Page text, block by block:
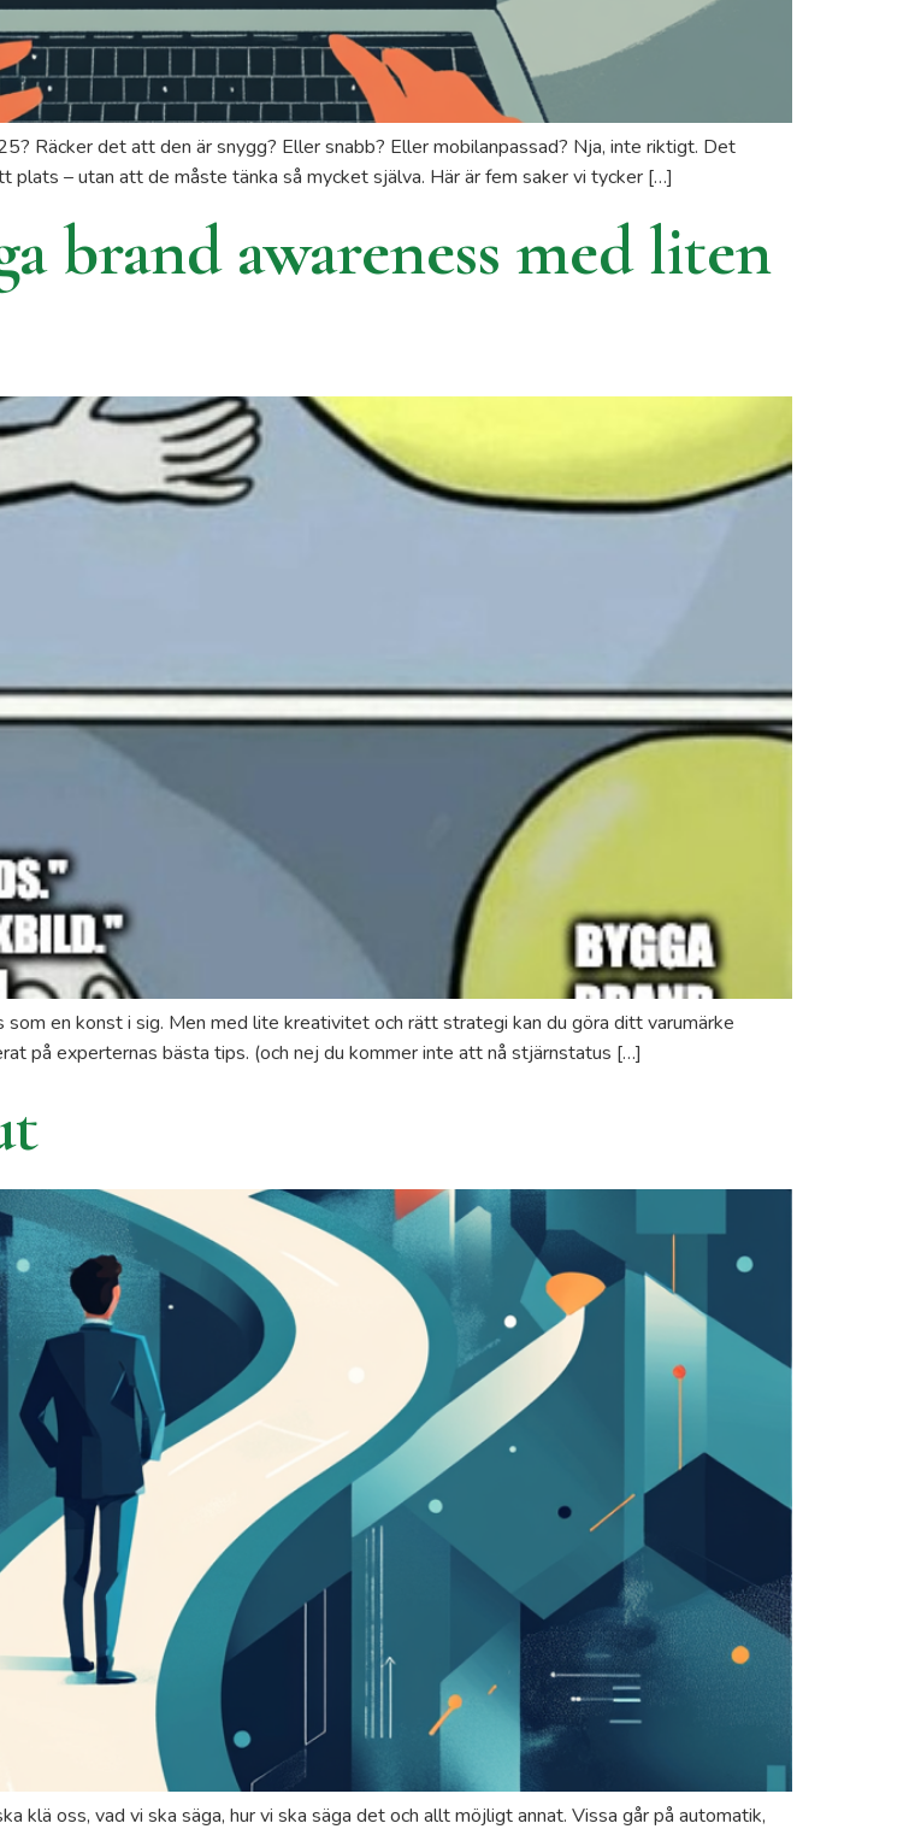
Räcker det att den är snygg? Eller snabb? Eller mobilanpassad? Nja, inte riktigt. Det
– utan att de måste tänka så mycket själva. Här är fem saker vi tycker […]
brand awareness med liten
en konst i sig. Men med lite kreativitet och rätt strategi kan du göra ditt varumärke
på experternas bästa tips. (och nej du kommer inte att nå stjärnstatus […]
klä oss, vad vi ska säga, hur vi ska säga det och allt möjligt annat. Vissa går på automatik,